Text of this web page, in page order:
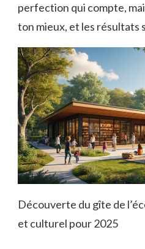
perfection qui compte,
ton mieux, et les résultats
Découverte du gîte de
et culturel pour 2025